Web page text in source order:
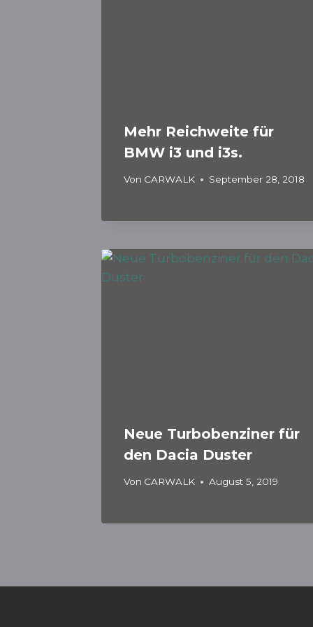
Mehr Reichweite für
BMW i3 und i3s.
Von CARWALK September 28, 2018
Neue Turbobenziner für
den Dacia Duster
Von CARWALK August 5, 2019